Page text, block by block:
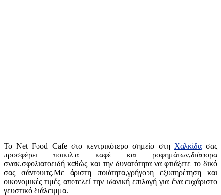
Το Net Food Cafe στο κεντρικότερο σημείο στη Χαλκίδασας
προσφέρει ποικιλία καφέ και ροφημάτων,διάφορα
σνακ.σφολιατοειδή καθώς και την δυνατότητα να φτιάξετε το δικό
σας σάντουιτς.Με άριστη ποιότητα,γρήγορη εξυπηρέτηση και
οικονομικές τιμές αποτελεί την ιδανική επιλογή για ένα ευχάριστο
γευστικό διάλειμμα.